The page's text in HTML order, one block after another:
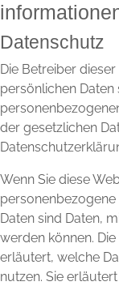
Datenschutz
Die Betreiber
persönlichen Daten
der gesetzlichen
Wenn Sie diese
Daten sind Daten,
werden können.
erläutert, welche
nutzen. Sie